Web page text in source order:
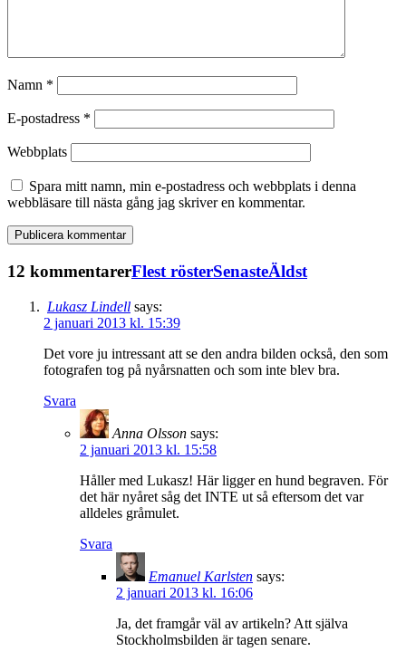
Namn *
E-postadress *
Webbplats
Spara mitt namn, min e-postadress och webbplats i denna
webbläsare till nästa gång jag skriver en kommentar.
12 kommentarerFlest rösterSenasteÄldst
Lukasz Lindell says:
2 januari 2013 kl. 15:39
Det vore ju intressant att se den andra bilden också, den som
fotografen tog på nyårsnatten och som inte blev bra.
Svara
Anna Olsson says:
2 januari 2013 kl. 15:58
Håller med Lukasz! Här ligger en hund begraven. För
det här nyåret såg det INTE ut så eftersom det var
alldeles gråmulet.
Svara
Emanuel Karlsten says:
2 januari 2013 kl. 16:06
Ja, det framgår väl av artikeln? Att själva
Stockholmsbilden är tagen senare.